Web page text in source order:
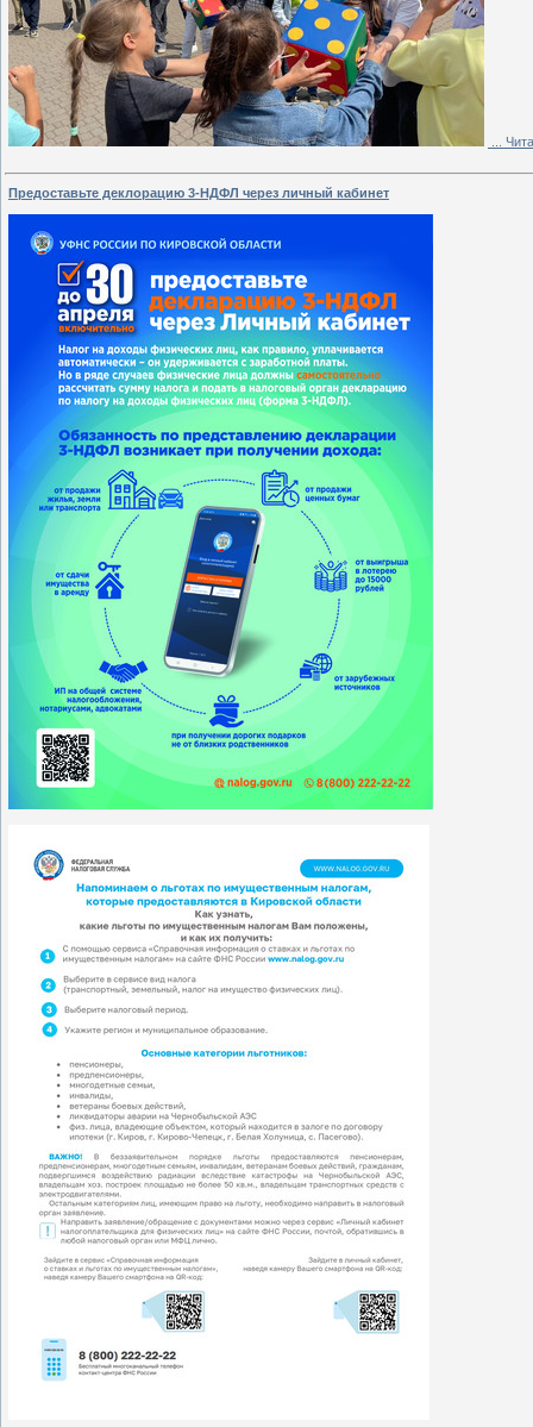
Предоставьте деклорацию 3-НДФЛ через личный кабинет